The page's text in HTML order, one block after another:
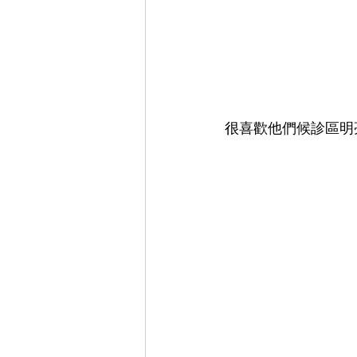
很喜歡他們候診區